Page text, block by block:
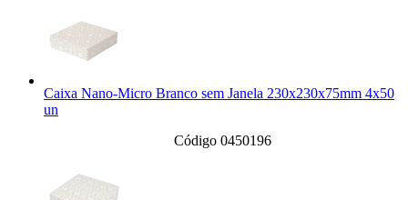
Caixa Nano-Micro Branco sem Janela 230x230x75mm 4x50
un
Código 0450196